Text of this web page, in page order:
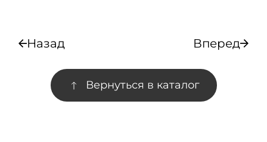
Назад Вперед
Вернуться в каталог